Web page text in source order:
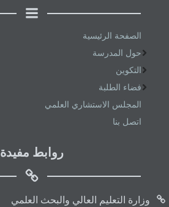
الصفحة الرئيسية
حول المدرسة
التكوين
فضاء الطلبة
المجلس الاستشاري العلمي
اتصل بنا
روابط مفيدة
وزارة التعليم العالي والبحث العلمي